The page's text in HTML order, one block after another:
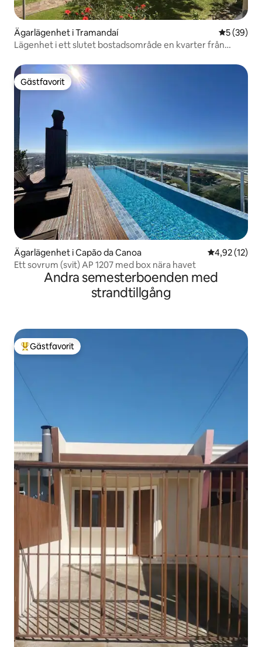
Ägarlägenhet i Tramandaí 5 av 5 i
5 (39)
Lägenhet i ett slutet bostadsområde en kvarter från
Gästfavorit
Gästfavorit
Ägarlägenhet i Capão da Canoa 4,92 av 5 i
4,92 (12)
Ett sovrum (svit) AP 1207 med box nära havet
Andra semesterboenden med
strandtillgång
Populär gästfavorit
Gästfavorit